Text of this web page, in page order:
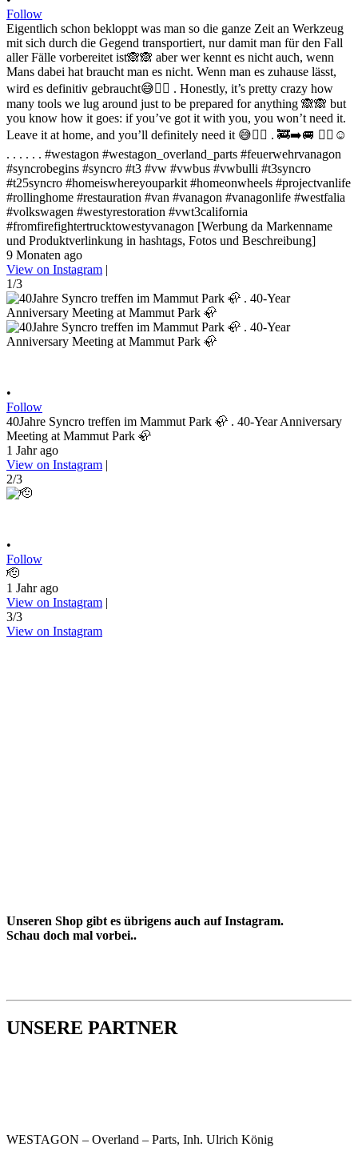
Follow
Eigentlich schon bekloppt was man so die ganze Zeit an Werkzeug
mit sich durch die Gegend transportiert, nur damit man für den Fall
aller Fälle vorbereitet ist🙈🙈 aber wer kennt es nicht auch, wenn
Mans dabei hat braucht man es nicht. Wenn man es zuhause lässt,
wird es definitiv gebraucht😅✌🏻 . Honestly, it’s pretty crazy how
many tools we lug around just to be prepared for anything 🙈🙈 but
you know how it goes: if you’ve got it with you, you won’t need it.
Leave it at home, and you’ll definitely need it 😅✌🏻 . 🚒➡️🚐 ✌🏻☺️
. . . . . . #westagon #westagon_overland_parts #feuerwehrvanagon
#syncrobegins #syncro #t3 #vw #vwbus #vwbulli #t3syncro
#t25syncro #homeiswhereyouparkit #homeonwheels #projectvanlife
#rollinghome #restauration #van #vanagon #vanagonlife #westfalia
#volkswagen #westyrestoration #vwt3california
#fromfirefightertrucktowestyvanagon [Werbung da Markenname
und Produktverlinkung in hashtags, Fotos und Beschreibung]
9 Monaten ago
View on Instagram |
1/3
•
Follow
40Jahre Syncro treffen im Mammut Park 🦣 . 40-Year Anniversary
Meeting at Mammut Park 🦣
1 Jahr ago
View on Instagram |
2/3
•
Follow
🫡
1 Jahr ago
View on Instagram |
3/3
View on Instagram
Unseren Shop gibt es übrigens auch auf Instagram.
Schau doch mal vorbei..
UNSERE PARTNER
WESTAGON – Overland – Parts, Inh. Ulrich König